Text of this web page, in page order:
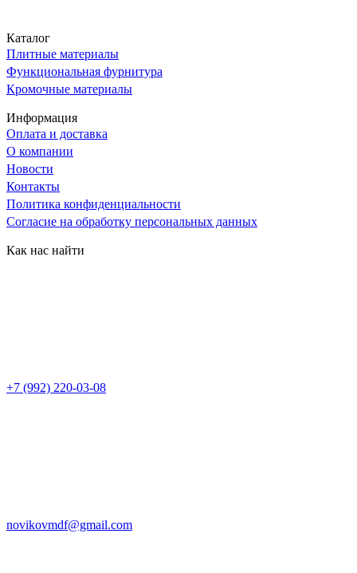
Каталог
Плитные материалы
Функциональная фурнитура
Кромочные материалы
Информация
Оплата и доставка
О компании
Новости
Контакты
Политика конфиденциальности
Согласие на обработку персональных данных
Как нас найти
+7 (992) 220-03-08
novikovmdf@gmail.com